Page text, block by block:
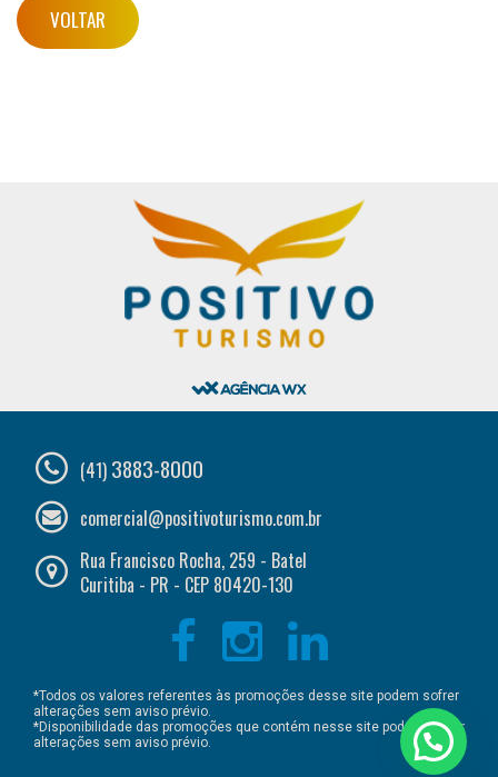
VOLTAR
(41) 3883-8000
comercial@positivoturismo.com.br
Rua Francisco Rocha, 259 - Batel
Curitiba - PR - CEP 80420-130
*Todos os valores referentes às promoções desse site podem sofrer
alterações sem aviso prévio.
*Disponibilidade das promoções que contém nesse site podem sofrer
alterações sem aviso prévio.